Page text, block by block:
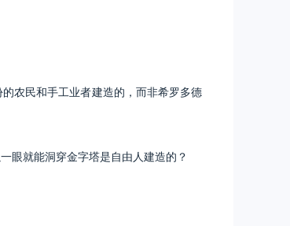
农民和手工业者建造的，而非希罗多德
就能洞穿金字塔是自由人建造的？